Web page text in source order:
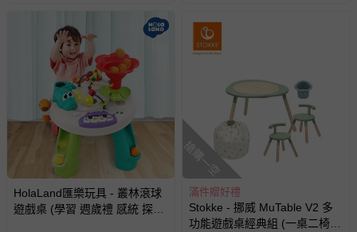
HolaLand匯樂玩具 - 叢林滾球
遊戲桌 (學習 週歲禮 感統 探索
搶購一空
滿件贈好禮
Stokke - 挪威 MuTable V2 多
功能遊戲桌經典組 (一桌二椅